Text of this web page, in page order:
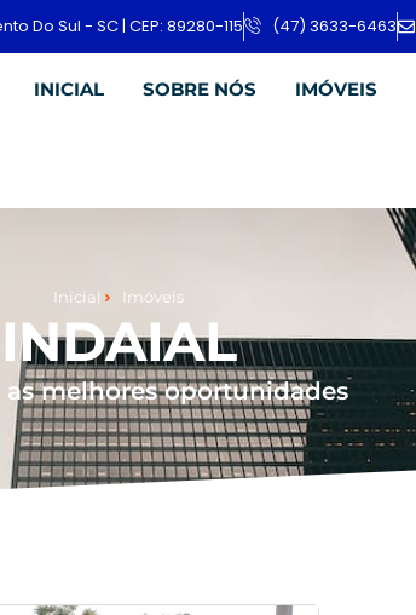
Do Sul - SC | CEP: 89280-115 (47) 3633-6463
INICIAL SOBRE NÓS IMÓVEIS
Inicial Imóveis
INDAIAL
as melhores oportunidades